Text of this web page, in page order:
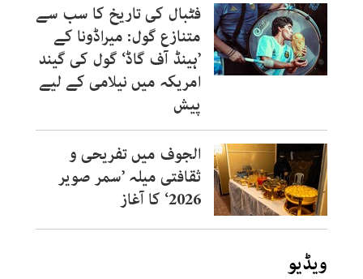
فٹبال کی تاریخ کا سب سے
متنازع گول: میراڈونا کے
’ہینڈ آف گاڈ‘ گول کی گیند
امریکہ میں نیلامی کے لیے
پیش
الجوف میں تفریحی و
ثقافتی میلہ ’سمر صویر
2026‘ کا آغاز
ویڈیو